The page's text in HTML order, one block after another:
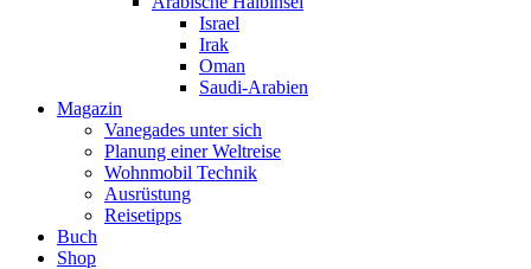
Israel
Irak
Oman
Saudi-Arabien
Magazin
Vanegades unter sich
Planung einer Weltreise
Wohnmobil Technik
Ausrüstung
Reisetipps
Buch
Shop